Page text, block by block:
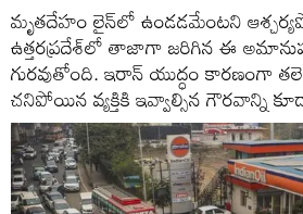
మృతదేహం లైన్‌లో ఉండడమేంటని
ఉత్తరప్రదేశ్‌లో తాజాగా జరిగిన ఈ
గురవుతోంది. ఇరాన్ యుద్ధం కారణంగా
చనిపోయిన వ్యక్తికి ఇవ్వాల్సిన గౌరవాన్ని